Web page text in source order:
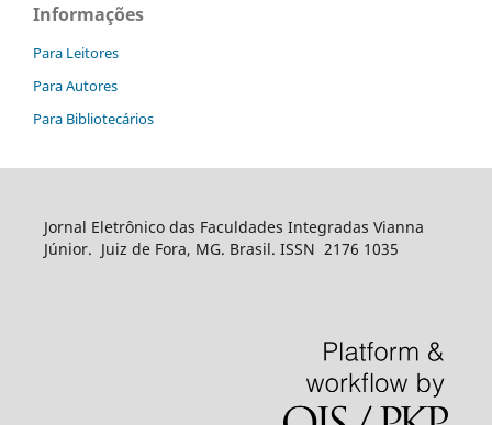
Informações
Para Leitores
Para Autores
Para Bibliotecários
Jornal Eletrônico das Faculdades Integradas Vianna
Júnior. Juiz de Fora, MG. Brasil. ISSN 2176 1035